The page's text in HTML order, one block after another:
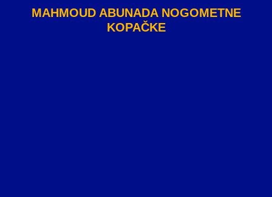
MAHMOUD ABUNADA NOGOMETNE
KOPAČKE